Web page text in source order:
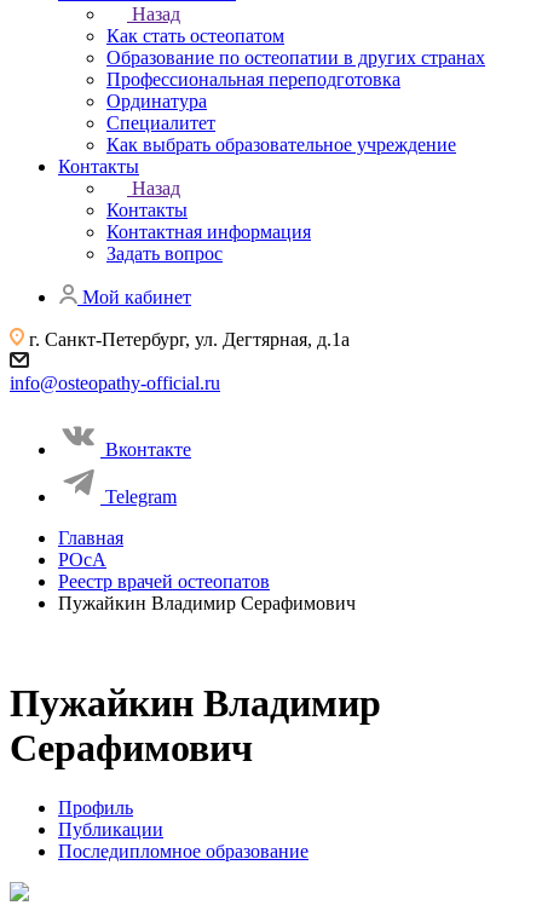
Назад
Как стать остеопатом
Образование по остеопатии в других странах
Профессиональная переподготовка
Ординатура
Специалитет
Как выбрать образовательное учреждение
Контакты
Назад
Контакты
Контактная информация
Задать вопрос
Мой кабинет
г. Санкт-Петербург, ул. Дегтярная, д.1а
info@osteopathy-official.ru
Вконтакте
Telegram
Главная
РОсА
Реестр врачей остеопатов
Пужайкин Владимир Серафимович
Пужайкин Владимир
Серафимович
Профиль
Публикации
Последипломное образование